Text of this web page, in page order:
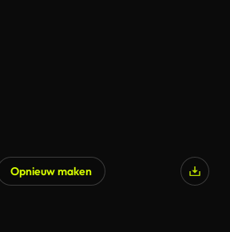
Opnieuw maken